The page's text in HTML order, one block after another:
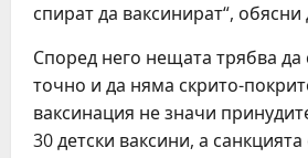
спират да ваксинират“,
Според него нещата трябва да
точно и да няма скрито-
ваксинация не значи
30 детски ваксини, а санкцията